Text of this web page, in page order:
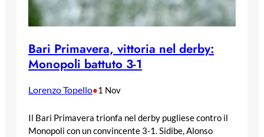
Bari Primavera, vittoria nel derby:
Monopoli battuto 3-1
Lorenzo Topello•1 Nov
Il Bari Primavera trionfa nel derby pugliese contro il
Monopoli con un convincente 3-1. Sidibe, Alonso